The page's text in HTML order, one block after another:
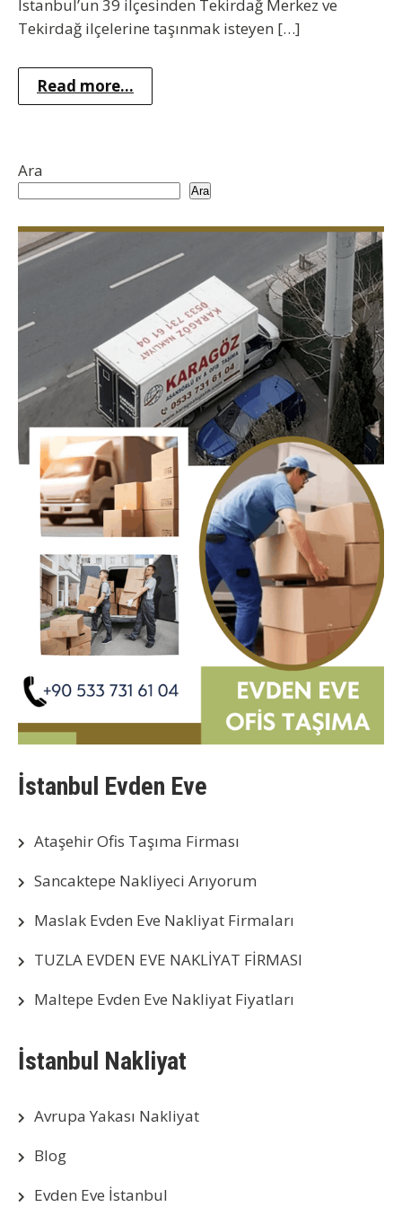
İstanbul’un 39 ilçesinden Tekirdağ Merkez ve
Tekirdağ ilçelerine taşınmak isteyen […]
Read more...
Ara
Ara
İstanbul Evden Eve
Ataşehir Ofis Taşıma Firması
Sancaktepe Nakliyeci Arıyorum
Maslak Evden Eve Nakliyat Firmaları
TUZLA EVDEN EVE NAKLİYAT FİRMASI
Maltepe Evden Eve Nakliyat Fiyatları
İstanbul Nakliyat
Avrupa Yakası Nakliyat
Blog
Evden Eve İstanbul